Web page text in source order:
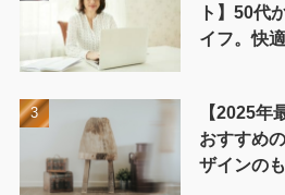
ト】50代
イフ。快
【2025年
おすすめ
ザインの